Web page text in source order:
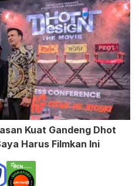
Kuat Gandeng Dhot
Harus Filmkan Ini